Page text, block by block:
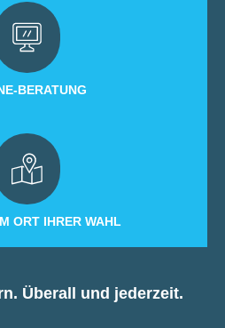
BERATUNG
ORT IHRER WAHL
Überall und jederzeit.